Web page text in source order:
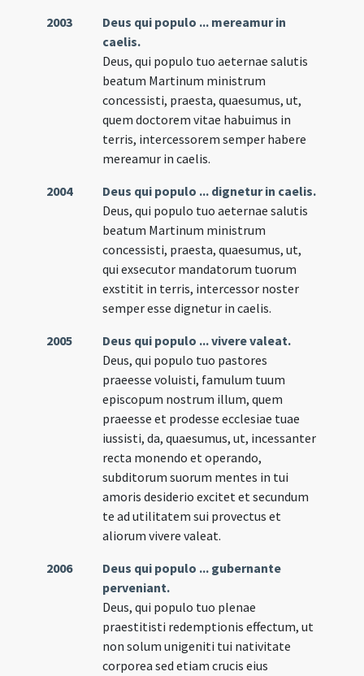
2003
Deus qui populo ... mereamur in
caelis.
Deus, qui populo tuo aeternae salutis
beatum Martinum ministrum
concessisti, praesta, quaesumus, ut,
quem doctorem vitae habuimus in
terris, intercessorem semper habere
mereamur in caelis.
2004
Deus qui populo ... dignetur in caelis.
Deus, qui populo tuo aeternae salutis
beatum Martinum ministrum
concessisti, praesta, quaesumus, ut,
qui exsecutor mandatorum tuorum
exstitit in terris, intercessor noster
semper esse dignetur in caelis.
2005
Deus qui populo ... vivere valeat.
Deus, qui populo tuo pastores
praeesse voluisti, famulum tuum
episcopum nostrum illum, quem
praeesse et prodesse ecclesiae tuae
iussisti, da, quaesumus, ut, incessanter
recta monendo et operando,
subditorum suorum mentes in tui
amoris desiderio excitet et secundum
te ad utilitatem sui provectus et
aliorum vivere valeat.
2006
Deus qui populo ... gubernante
perveniant.
Deus, qui populo tuo plenae
praestitisti redemptionis effectum, ut
non solum unigeniti tui nativitate
corporea sed etiam crucis eius